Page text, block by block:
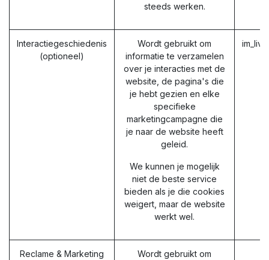
steeds werken.
Interactiegeschiedenis
(optioneel)
Wordt gebruikt om
informatie te verzamelen
over je interacties met de
website, de pagina's die
je hebt gezien en elke
specifieke
marketingcampagne die
je naar de website heeft
geleid.
We kunnen je mogelijk
niet de beste service
bieden als je die cookies
weigert, maar de website
werkt wel.
Reclame & Marketing
Wordt gebruikt om